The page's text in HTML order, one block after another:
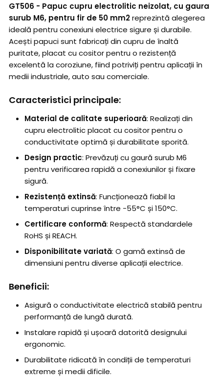
GT506 - Papuc cupru electrolitic neizolat, cu gaura
surub M6, pentru fir de 50 mm2reprezintă alegerea
ideală pentru conexiuni electrice sigure și durabile.
Acești papuci sunt fabricați din cupru de înaltă
puritate, placat cu cositor pentru o rezistență
excelentă la coroziune, fiind potriviți pentru aplicații în
medii industriale, auto sau comerciale.
Caracteristici principale:
Material de calitate superioară: Realizați din
cupru electrolitic placat cu cositor pentru o
conductivitate optimă și durabilitate sporită.
Design practic: Prevăzuți cu gaură surub M6
pentru verificarea rapidă a conexiunilor și fixare
sigură.
Rezistență extinsă: Funcționează fiabil la
temperaturi cuprinse între -55°C și 150°C.
Certificare conformă: Respectă standardele
RoHS și REACH.
Disponibilitate variată: O gamă extinsă de
dimensiuni pentru diverse aplicații electrice.
Beneficii:
Asigură o conductivitate electrică stabilă pentru
performanță de lungă durată.
Instalare rapidă și ușoară datorită designului
ergonomic.
Durabilitate ridicată în condiții de temperaturi
extreme și medii dificile.